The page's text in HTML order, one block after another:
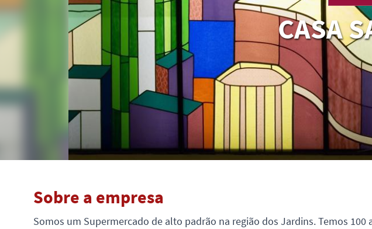
CASA
Sobre a empresa
Somos um Supermercado de alto padrão na região dos Jardins. Temos